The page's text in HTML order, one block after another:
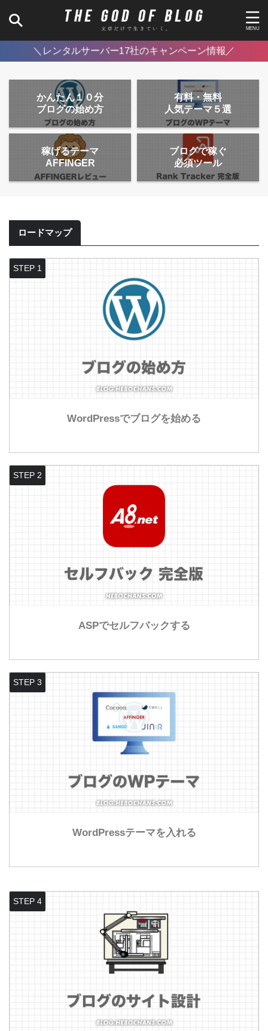
＼レンタルサーバー17社のキャンペーン情報／
かんたん１０分
ブログの始め方
有料・無料
人気テーマ５選
稼げるテーマ
AFFINGER
ブログで稼ぐ
必須ツール
ロードマップ
STEP 1
WordPressでブログを始める
STEP 2
ASPでセルフバックする
STEP 3
WordPressテーマを入れる
STEP 4